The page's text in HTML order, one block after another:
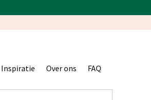
Inspiratie Over ons FAQ